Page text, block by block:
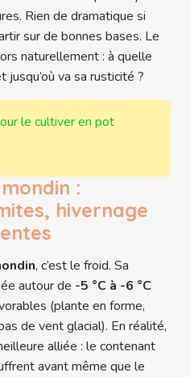
Rien de dramatique si
sur de bonnes bases. Le
naturellement : à quelle
va sa rusticité ?
le cultiver en pot
:
hivernage
, c’est le froid. Sa
autour de -5 °C à -6 °C
(plante en forme,
de vent glacial). En réalité,
alliée : le contenant
avant même que le